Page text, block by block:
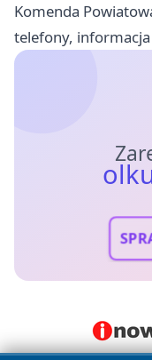
Komenda
telefony,